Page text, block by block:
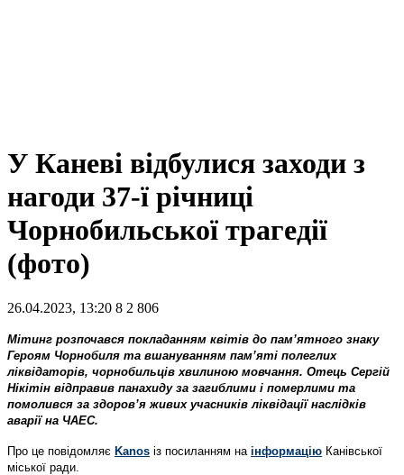
У Каневі відбулися заходи з
нагоди 37-ї річниці
Чорнобильської трагедії
(фото)
26.04.2023, 13:20 8 2 806
Мітинг розпочався покладанням квітів до пам’ятного знаку
Героям Чорнобиля та вшануванням пам’яті полеглих
ліквідаторів, чорнобильців хвилиною мовчання. Отець Сергій
Нікітін відправив панахиду за загиблими і померлими та
помолився за здоров’я живих учасників ліквідації наслідків
аварії на ЧАЕС.
Про це повідомляє Kanos із посиланням на інформацію Канівської
міської ради.